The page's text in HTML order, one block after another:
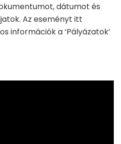
dátumot és
Az eseményt itt
információk a ‘Pályázatok’